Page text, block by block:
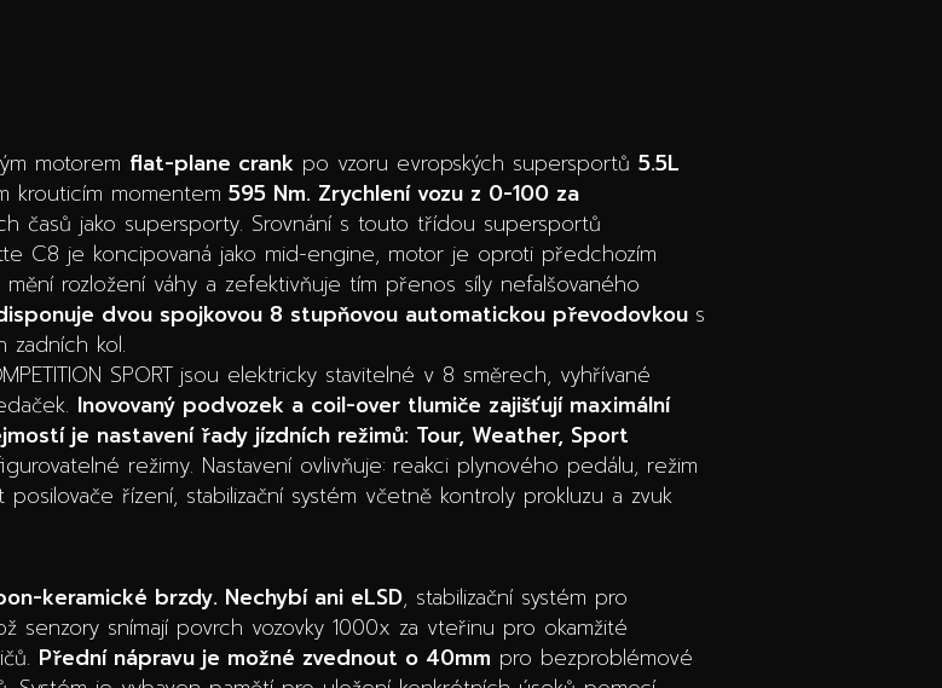
motorem flat-plane crank po vzoru evropských supersportů 5.5L
krouticím momentem 595 Nm. Zrychlení vozu z 0-100 za
časů jako supersporty. Srovnání s touto třídou supersportů
C8 je koncipovaná jako mid-engine, motor je oproti předchozím
rozložení váhy a zefektivňuje tím přenos síly nefalšovaného
dvou spojkovou 8 stupňovou automatickou převodovkou s
zadních kol.
SPORT jsou elektricky stavitelné v 8 směrech, vyhřívané
Inovovaný podvozek a coil-over tlumiče zajišťují maximální
je nastavení řady jízdních režimů: Tour, Weather, Sport
režimy. Nastavení ovlivňuje: reakci plynového pedálu, režim
řízení, stabilizační systém včetně kontroly prokluzu a zvuk
keramické brzdy. Nechybí ani eLSD, stabilizační systém pro
senzory snímají povrch vozovky 1000x za vteřinu pro okamžité
Přední nápravu je možné zvednout o 40mm pro bezproblémové